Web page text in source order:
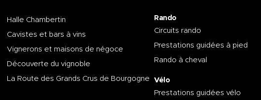
Halle Chambertin
Cavistes et bars à vins
Vignerons et maisons de négoce
Découverte du vignoble
La Route des Grands Crus de Bourgogne
Rando
Circuits rando
Prestations guidées à pied
Rando à cheval
Vélo
Prestations guidées vélo